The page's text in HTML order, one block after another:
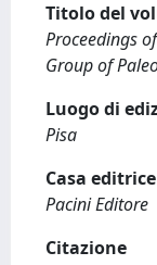
Titolo del
Proceedings
Group of
Luogo di
Pisa
Casa
Pacini Editore
Citazione